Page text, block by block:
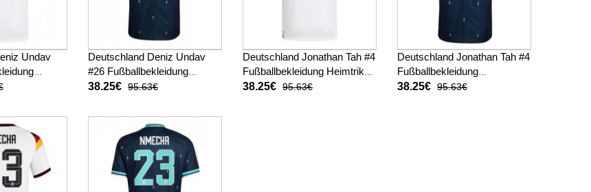
Undav
Kurzarm
Deutschland Deniz Undav
#26 Fußballbekleidung
Auswärtstrikot WM 2026
38.25€ 95.63€
Deutschland Jonathan Tah #4
Fußballbekleidung Heimtrikot
WM 2026 Kurzarm
38.25€ 95.63€
Deutschland Jonathan Tah #4
Fußballbekleidung
Auswärtstrikot WM 2026
38.25€ 95.63€